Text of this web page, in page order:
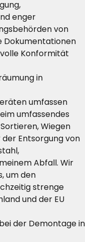
enger
von
Dokumentationen
Konformität
in
umfassen
umfassendes
Wiegen
Entsorgung von
Abfall. Wir
um den
strenge
und der EU
der Demontage in